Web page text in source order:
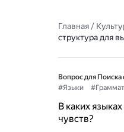
Главная/
структура для
Вопрос для Поиска
#Языки
В каких
чувств?